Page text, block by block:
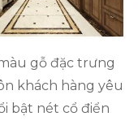
gỗ đặc trưng
khách hàng yêu
bật nét cổ điển